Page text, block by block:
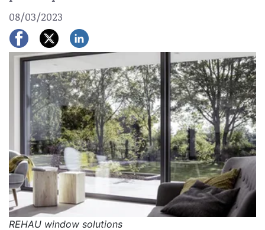
08/03/2023
REHAU window solutions